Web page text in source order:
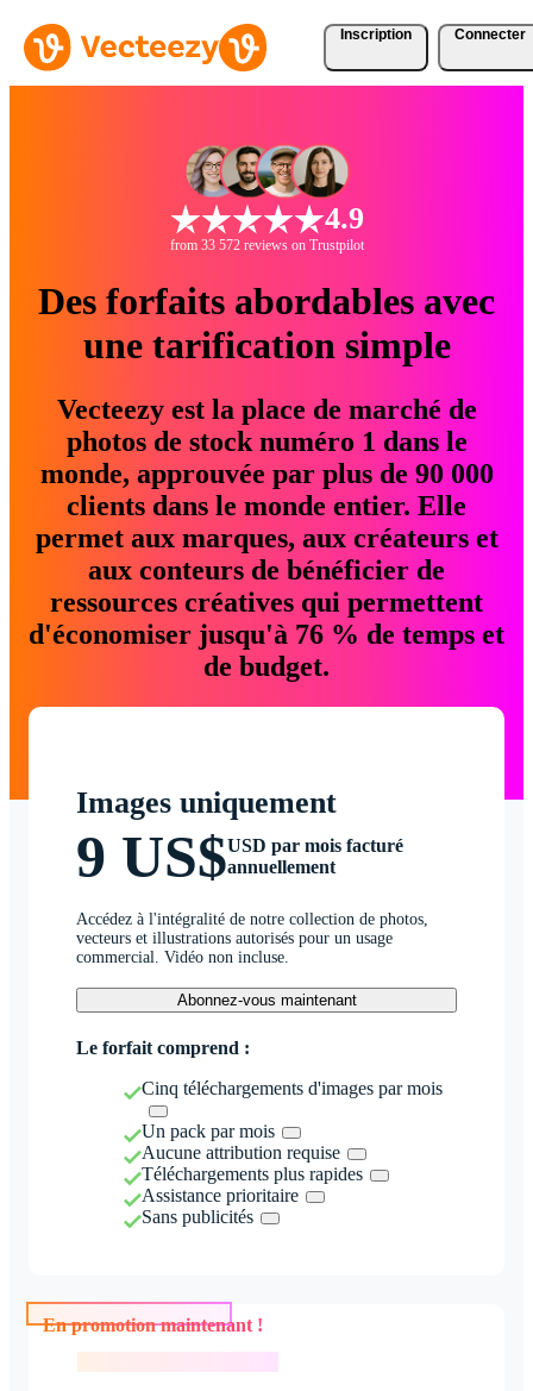
Inscription Connecter
4.9
from 33 572 reviews on Trustpilot
Des forfaits abordables avec
une tarification simple
Vecteezy est la place de marché de
photos de stock numéro 1 dans le
monde, approuvée par plus de 90 000
clients dans le monde entier. Elle
permet aux marques, aux créateurs et
aux conteurs de bénéficier de
ressources créatives qui permettent
d'économiser jusqu'à 76 % de temps et
de budget.
Images uniquement
9 US$USD par mois facturé
annuellement
Accédez à l'intégralité de notre collection de photos,
vecteurs et illustrations autorisés pour un usage
commercial. Vidéo non incluse.
Abonnez-vous maintenant
Le forfait comprend :
Cinq téléchargements d'images par mois
Un pack par mois
Aucune attribution requise
Téléchargements plus rapides
Assistance prioritaire
Sans publicités
En promotion maintenant !